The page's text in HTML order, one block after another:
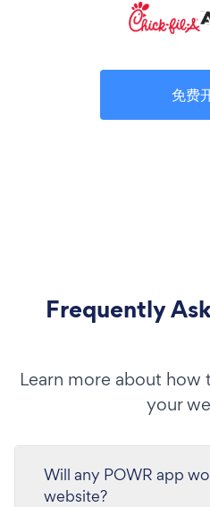
免费
Frequently
Learn more about how
your
Will any POWR app
website?